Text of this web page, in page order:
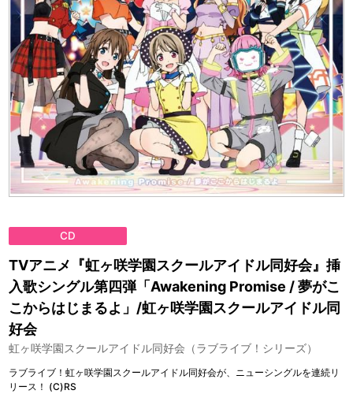
CD
TVアニメ『虹ヶ咲学園スクールアイドル同好会』挿
入歌シングル第四弾「Awakening Promise / 夢がこ
こからはじまるよ」/虹ヶ咲学園スクールアイドル同
好会
虹ヶ咲学園スクールアイドル同好会（ラブライブ！シリーズ）
ラブライブ！虹ヶ咲学園スクールアイドル同好会が、ニューシングルを連続リ
リース！ (C)RS